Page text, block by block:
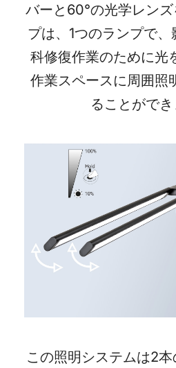
バーと60°の光学レン
プは、1つのランプで
科修復作業のために光
作業スペースに周囲照
ることがで
この照明システムは2